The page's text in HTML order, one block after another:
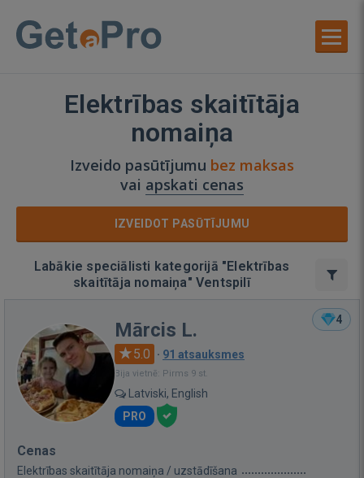
Elektrības skaitītāja
nomaiņa
Izveido pasūtījumu bez maksas
vai apskati cenas
IZVEIDOT PASŪTĪJUMU
Labākie speciālisti kategorijā "Elektrības
skaitītāja nomaiņa" Ventspilī
4
Mārcis L.
5.0 · 91 atsauksmes
Bija vietnē: Pirms 9 st.
Latviski, English
PRO
Cenas
Elektrības skaitītāja nomaiņa / uzstādīšana